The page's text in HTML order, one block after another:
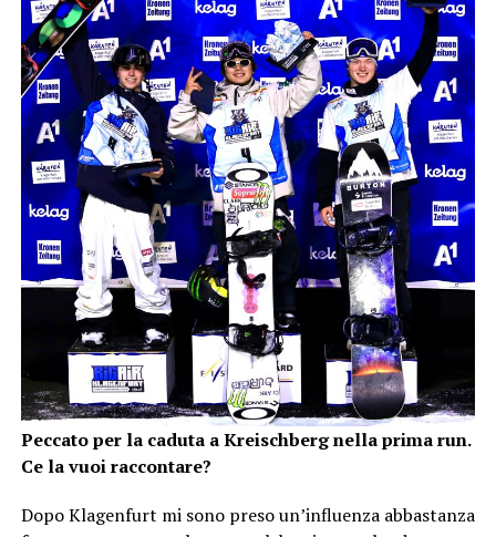
Peccato per la caduta a Kreischberg nella prima run.
Ce la vuoi raccontare?
Dopo Klagenfurt mi sono preso un’influenza abbastanza